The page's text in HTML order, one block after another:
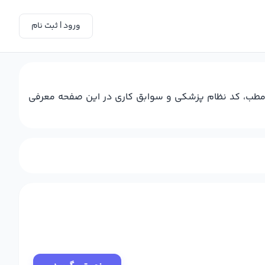
ورود | ثبت نام
مطب، کد نظام پزشکی و سوابق کاری در این صفحه معرفی